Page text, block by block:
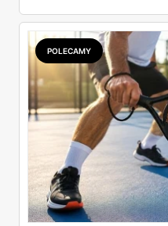
POLECAMY